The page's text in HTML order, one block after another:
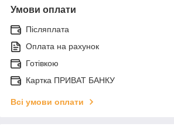
Умови оплати
Післяплата
Оплата на рахунок
Готівкою
Картка ПРИВАТ БАНКУ
Всі умови оплати